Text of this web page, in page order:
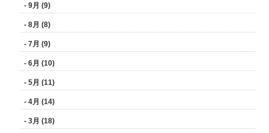
- 9月 (9)
- 8月 (8)
- 7月 (9)
- 6月 (10)
- 5月 (11)
- 4月 (14)
- 3月 (18)